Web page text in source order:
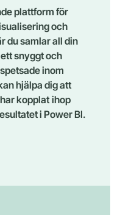
plattform för
och
du samlar all din
snyggt och
inom
hjälpa dig att
kopplatihop
i Power BI.